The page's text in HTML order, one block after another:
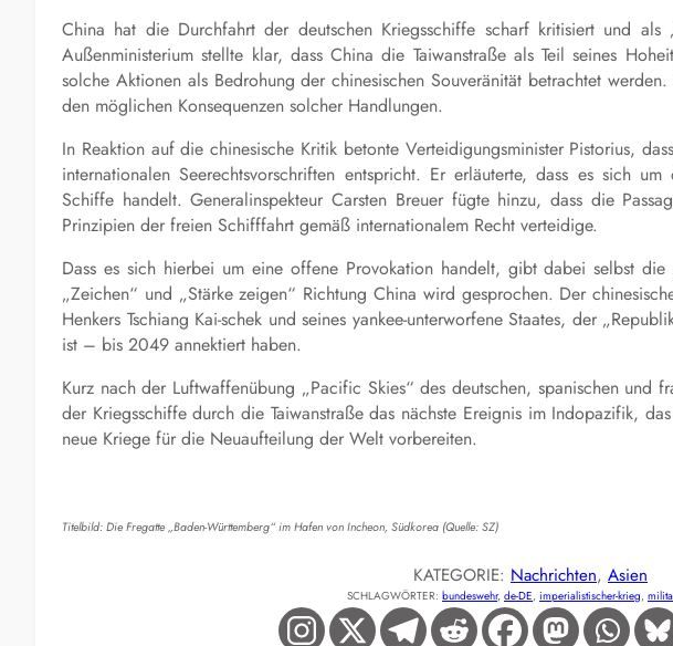
China hat die Durchfahrt der deutschen Kriegsschiffe scharf kritisiert und als
Außenministerium stellte klar, dass China die Taiwanstraße als Teil seines
solche Aktionen als Bedrohung der chinesischen Souveränität betrachtet
den möglichen Konsequenzen solcher Handlungen.
In Reaktion auf die chinesische Kritik betonte Verteidigungsminister Pistorius,
internationalen Seerechtsvorschriften entspricht. Er erläuterte, dass es sich
Schiffe handelt. Generalinspekteur Carsten Breuer fügte hinzu, dass die
Prinzipien der freien Schifffahrt gemäß internationalem Recht verteidige.
Dass es sich hierbei um eine offene Provokation handelt, gibt dabei selbst
„Zeichen“ und „Stärke zeigen“ Richtung China wird gesprochen. Der
Henkers Tschiang Kai-schek und seines yankee-unterworfene Staates, der
ist – bis 2049 annektiert haben.
Kurz nach der Luftwaffenübung „Pacific Skies“ des deutschen, spanischen und
der Kriegsschiffe durch die Taiwanstraße das nächste Ereignis im Indopazifik,
neue Kriege für die Neuaufteilung der Welt vorbereiten.
Titelbild: Die Fregatte „Baden-Württemberg“ im Hafen von Incheon, Südkorea (Quelle: SZ)
KATEGORIE: Nachrichten, Asien
SCHLAGWÖRTER: bundeswehr, de-DE, imperialistischer-krieg,